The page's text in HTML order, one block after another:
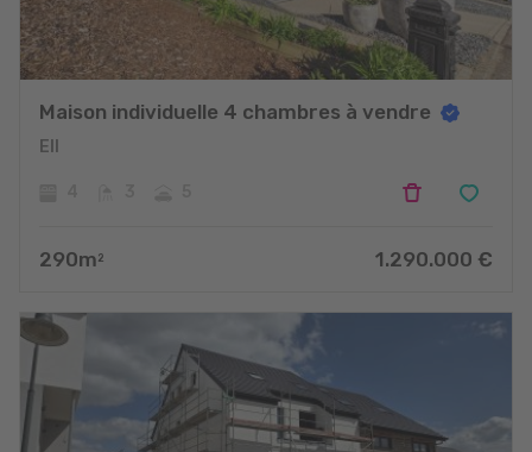
Maison individuelle 4 chambres à vendre
Ell
290m 2 1.290.000 €